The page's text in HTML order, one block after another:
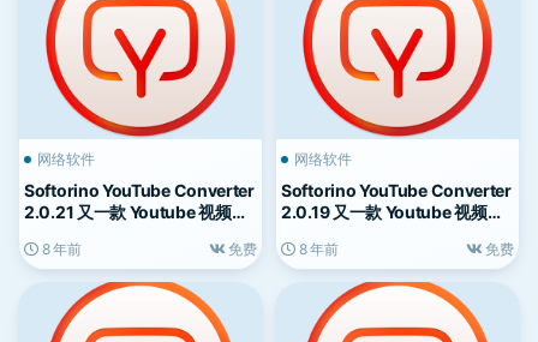
网络软件
Softorino YouTube Converter
2.0.21 又一款 Youtube 视频下
8 年前 免费
网络软件
Softorino YouTube Converter
2.0.19 又一款 Youtube 视频下
8 年前 免费